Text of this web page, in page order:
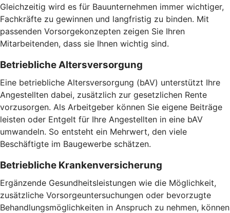
Gleichzeitig wird es für Bauunternehmen immer wichtiger,
Fachkräfte zu gewinnen und langfristig zu binden. Mit
passenden Vorsorgekonzepten zeigen Sie Ihren
Mitarbeitenden, dass sie Ihnen wichtig sind.
Betriebliche Altersversorgung
Eine betriebliche Altersversorgung (bAV) unterstützt Ihre
Angestellten dabei, zusätzlich zur gesetzlichen Rente
vorzusorgen. Als Arbeitgeber können Sie eigene Beiträge
leisten oder Entgelt für Ihre Angestellten in eine bAV
umwandeln. So entsteht ein Mehrwert, den viele
Beschäftigte im Baugewerbe schätzen.
Betriebliche Krankenversicherung
Ergänzende Gesundheitsleistungen wie die Möglichkeit,
zusätzliche Vorsorgeuntersuchungen oder bevorzugte
Behandlungsmöglichkeiten in Anspruch zu nehmen, können